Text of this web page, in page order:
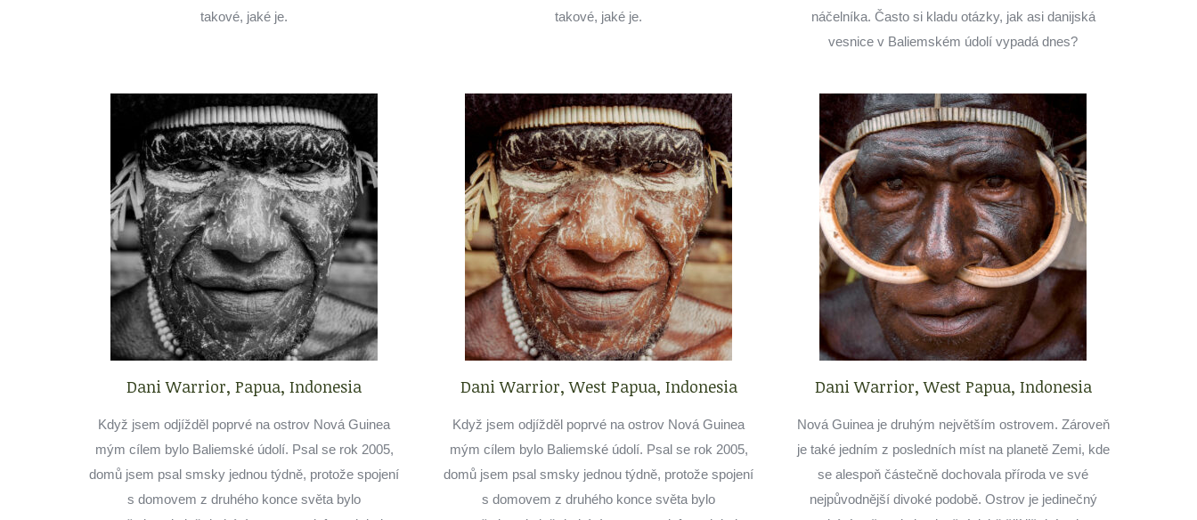
takové, jaké je.
takové, jaké je.
náčelníka. Často si kladu otázky, jak asi danijská
vesnice v Baliemském údolí vypadá dnes?
Dani Warrior, Papua, Indonesia
Když jsem odjížděl poprvé na ostrov Nová Guinea
mým cílem bylo Baliemské údolí. Psal se rok 2005,
domů jsem psal smsky jednou týdně, protože spojení
s domovem z druhého konce světa bylo
Dani Warrior, West Papua, Indonesia
Když jsem odjížděl poprvé na ostrov Nová Guinea
mým cílem bylo Baliemské údolí. Psal se rok 2005,
domů jsem psal smsky jednou týdně, protože spojení
s domovem z druhého konce světa bylo
Dani Warrior, West Papua, Indonesia
Nová Guinea je druhým největším ostrovem. Zároveň
je také jedním z posledních míst na planetě Zemi, kde
se alespoň částečně dochovala příroda ve své
nejpůvodnější divoké podobě. Ostrov je jedinečný